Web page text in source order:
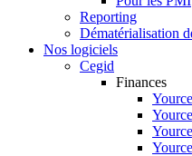
Reporting
Dématérialisation
Nos logiciels
Cegid
Finances